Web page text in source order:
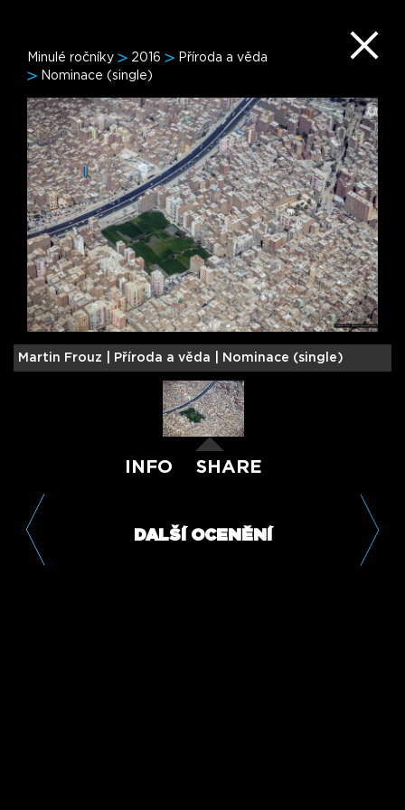
Minulé ročníky 2016
Příroda a věda
Nominace (single)
Martin Frouz | Příroda a věda | Nominace (single)
INFO SHARE
DALŠÍ OCENĚNÍ